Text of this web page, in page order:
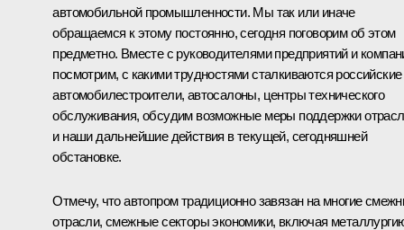
автомобильной промышленности. Мы так или иначе
обращаемся к этому постоянно, сегодня поговорим об этом
предметно. Вместе с руководителями предприятий и
посмотрим, с какими трудностями сталкиваются российские
автомобилестроители, автосалоны, центры технического
обслуживания, обсудим возможные меры поддержки
и наши дальнейшие действия в текущей, сегодняшней
обстановке.
Отмечу, что автопром традиционно завязан на многие
отрасли, смежные секторы экономики, включая